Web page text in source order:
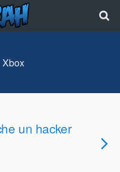
Xbox
un hacker